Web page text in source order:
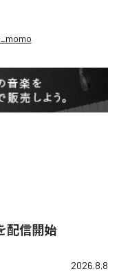
配信開始
2026.8.8